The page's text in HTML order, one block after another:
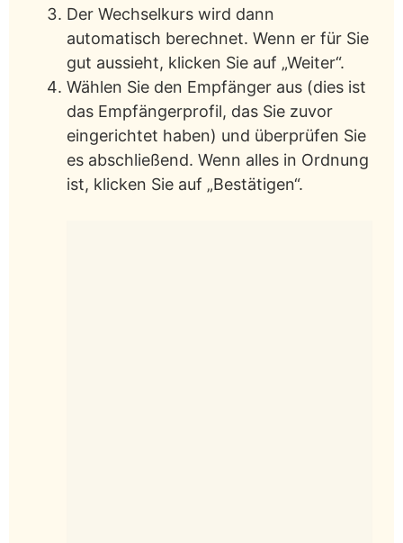
Der Wechselkurs wird dann
automatisch berechnet. Wenn er für Sie
gut aussieht, klicken Sie auf „Weiter“.
Wählen Sie den Empfänger aus (dies ist
das Empfängerprofil, das Sie zuvor
eingerichtet haben) und überprüfen Sie
es abschließend. Wenn alles in Ordnung
ist, klicken Sie auf „Bestätigen“.